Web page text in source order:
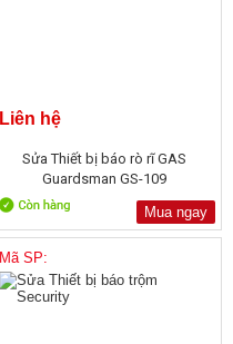
Liên hệ
Sửa Thiết bị báo rò rĩ GAS
Guardsman GS-109
Mua ngay
Mã SP: